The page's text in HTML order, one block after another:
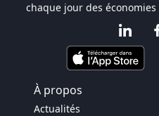
chaque jour des
À propos
Actualités